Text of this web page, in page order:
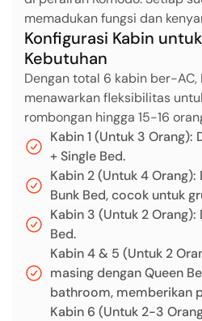
memadukan fungsi dan
Konfigurasi Kabin
Kebutuhan
Dengan total 6 kabin ber-AC,
menawarkan fleksibilitas
rombongan hingga 15-16
Kabin 1 (Untuk 3 Orang):
+ Single Bed.
Kabin 2 (Untuk 4 Orang):
Bunk Bed, cocok untuk
Kabin 3 (Untuk 2 Orang):
Bed.
Kabin 4 & 5 (Untuk 2
masing dengan Queen
bathroom, memberikan
Kabin 6 (Untuk 2-3